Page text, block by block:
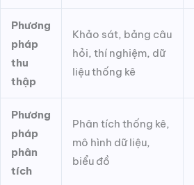
Phương
pháp
thu
thập
Khảo sát, bảng câu
hỏi, thí nghiệm, dữ
liệu thống kê
Phương
pháp
phân
tích
Phân tích thống kê,
mô hình dữ liệu,
biểu đồ